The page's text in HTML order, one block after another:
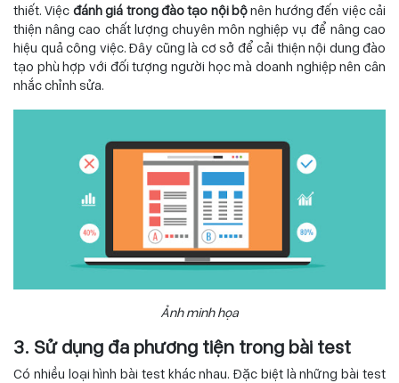
thiết. Việc đánh giá trong đào tạo nội bộnên hướng đến việc cải
thiện nâng cao chất lượng chuyên môn nghiệp vụ để nâng cao
hiệu quả công việc. Đây cũng là cơ sở để cải thiện nội dung đào
tạo phù hợp với đối tượng người học mà doanh nghiệp nên cân
nhắc chỉnh sửa.
Ảnh minh họa
3. Sử dụng đa phương tiện trong bài test
Có nhiều loại hình bài test khác nhau. Đặc biệt là những bài test